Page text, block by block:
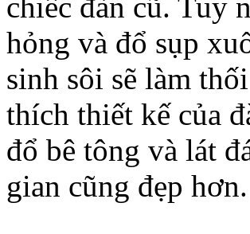
chiếc đàn cũ. Tuy
hỏng và đổ sụp
sinh sôi sẽ làm
thích thiết kế của
đổ bê tông và lát
gian cũng đẹp hơn.